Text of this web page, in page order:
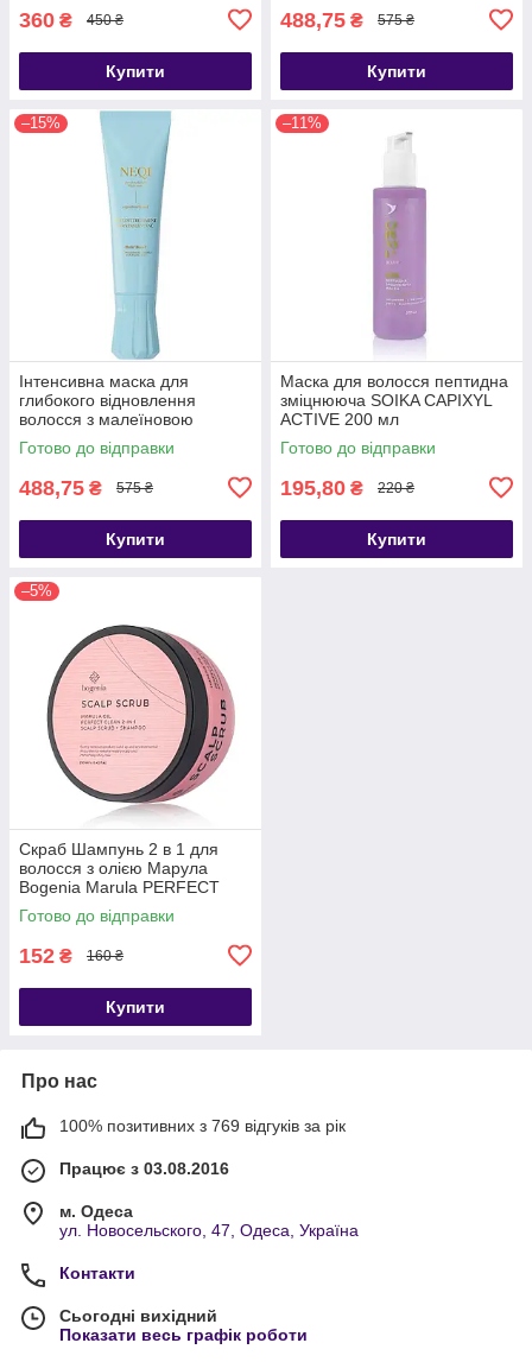
360 ₴ 450 ₴
Купити
488,75 ₴ 575 ₴
Купити
–15%
Інтенсивна маска для
глибокого відновлення
волосся з малеїновою
кислотою NEQI Treatment
Treasure Build Boost 1
Готово до відправки
488,75 ₴ 575 ₴
Купити
–11%
Маска для волосся пептидна
зміцнююча SOIKA CAPIXYL
ACTIVE 200 мл
Готово до відправки
195,80 ₴ 220 ₴
Купити
–5%
Скраб Шампунь 2 в 1 для
волосся з олією Марула
Bogenia Marula PERFECT
CLEAN 2-IN-1 SCALP SCRUB
+ SHAMPOO BG403
Готово до відправки
152 ₴ 160 ₴
Купити
Про нас
100% позитивних з 769 відгуків за рік
Працює з 03.08.2016
м. Одеса
ул. Новосельского, 47, Одеса, Україна
Контакти
Сьогодні вихідний
Показати весь графік роботи